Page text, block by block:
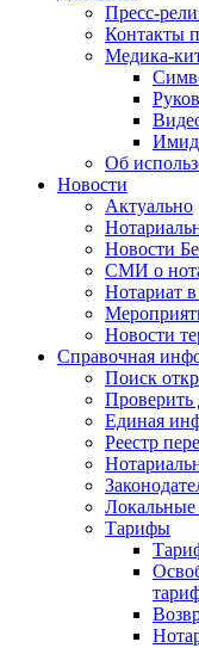
Пресс-
Контакты
Медика-
Об
Новости
Актуально
Новости
СМИ о
Нотариат
Новости
Справочная
Поиск
Проверить
Единая
Реестр
Тарифы